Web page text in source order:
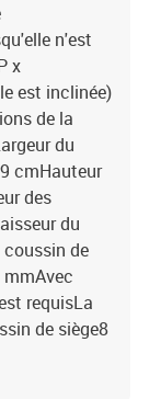
n'est
x
est inclinée)
de la
du
cmHauteur
des
du
coussin de
mmAvec
requisLa
de siège8